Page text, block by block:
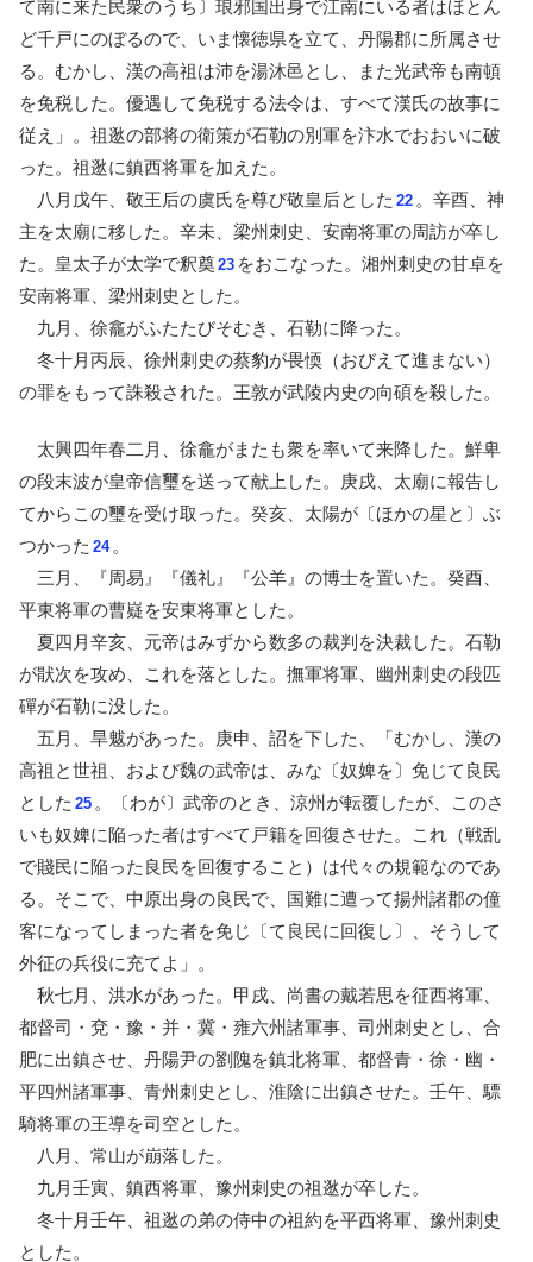
て南に来た民衆のうち〕琅邪国出身で江南にいる者はほとん
ど千戸にのぼるので、いま懐徳県を立て、丹陽郡に所属させ
る。むかし、漢の高祖は沛を湯沐邑とし、また光武帝も南頓
を免税した。優遇して免税する法令は、すべて漢氏の故事に
従え」。祖逖の部将の衛策が石勒の別軍を汴水でおおいに破
った。祖逖に鎮西将軍を加えた。
八月戊午、敬王后の虞氏を尊び敬皇后とした 22 。辛酉、神
主を太廟に移した。辛未、梁州刺史、安南将軍の周訪が卒し
た。皇太子が太学で釈奠 23 をおこなった。湘州刺史の甘卓を
安南将軍、梁州刺史とした。
九月、徐龕がふたたびそむき、石勒に降った。
冬十月丙辰、徐州刺史の蔡豹が畏愞（おびえて進まない）
の罪をもって誅殺された。王敦が武陵内史の向碩を殺した。
太興四年春二月、徐龕がまたも衆を率いて来降した。鮮卑
の段末波が皇帝信璽を送って献上した。庚戌、太廟に報告し
てからこの璽を受け取った。癸亥、太陽が〔ほかの星と〕ぶ
つかった 24 。
三月、『周易』『儀礼』『公羊』の博士を置いた。癸酉、
平東将軍の曹嶷を安東将軍とした。
夏四月辛亥、元帝はみずから数多の裁判を決裁した。石勒
が猒次を攻め、これを落とした。撫軍将軍、幽州刺史の段匹
磾が石勒に没した。
五月、旱魃があった。庚申、詔を下した、「むかし、漢の
高祖と世祖、および魏の武帝は、みな〔奴婢を〕免じて良民
とした 25 。〔わが〕武帝のとき、涼州が転覆したが、このさ
いも奴婢に陥った者はすべて戸籍を回復させた。これ（戦乱
で賤民に陥った良民を回復すること）は代々の規範なのであ
る。そこで、中原出身の良民で、国難に遭って揚州諸郡の僮
客になってしまった者を免じ〔て良民に回復し〕、そうして
外征の兵役に充てよ」。
秋七月、洪水があった。甲戌、尚書の戴若思を征西将軍、
都督司・兗・豫・并・冀・雍六州諸軍事、司州刺史とし、合
肥に出鎮させ、丹陽尹の劉隗を鎮北将軍、都督青・徐・幽・
平四州諸軍事、青州刺史とし、淮陰に出鎮させた。壬午、驃
騎将軍の王導を司空とした。
八月、常山が崩落した。
九月壬寅、鎮西将軍、豫州刺史の祖逖が卒した。
冬十月壬午、祖逖の弟の侍中の祖約を平西将軍、豫州刺史
とした。